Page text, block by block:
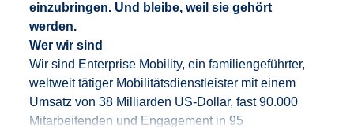
einzubringen. Und bleibe, weil sie gehört
werden.
Wer wir sind
Wir sind Enterprise Mobility,ein familiengeführter,
weltweit tätiger Mobilitätsdienstleister mit einem
Umsatz von 38 Milliarden US-Dollar, fast 90.000
Mitarbeitenden und Engagement in 95